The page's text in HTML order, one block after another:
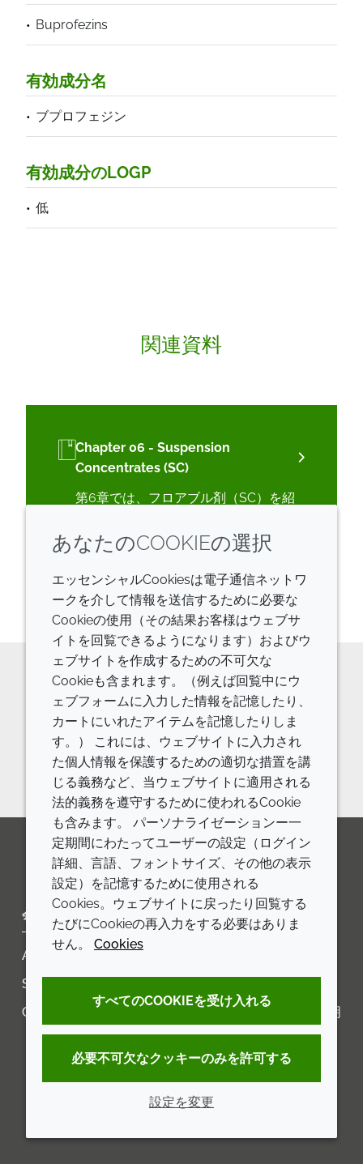
Buprofezins
有効成分名
ブプロフェジン
有効成分のLOGP
低
関連資料
Chapter 06 - Suspension
Concentrates (SC)
第6章では、フロアブル剤（SC）を紹
品、処方例、よくあるトラブルシュー
ティングについて説明しています。
原料の詳細やご相談などはお気軽に
お問い合わせください。
お問い合わせフォーム
LinkedInYoutubeLine
会社
Annual Report
Sustainability Report
Croda.com
LEGAL
アクセシビリティに関する声明
あなたのCOOKIEの選択
エッセンシャルCookiesは電子通信ネットワ
ークを介して情報を送信するために必要な
Cookieの使用（その結果お客様はウェブサ
イトを回覧できるようになります）およびウ
ェブサイトを作成するための不可欠な
Cookieも含まれます。（例えば回覧中にウ
ェブフォームに入力した情報を記憶したり、
カートにいれたアイテムを記憶したりしま
す。） これには、ウェブサイトに入力され
た個人情報を保護するための適切な措置を講
じる義務など、当ウェブサイトに適用される
法的義務を遵守するために使われるCookie
も含みます。 パーソナライゼーションー一
定期間にわたってユーザーの設定（ログイン
詳細、言語、フォントサイズ、その他の表示
設定）を記憶するために使用される
Cookies。ウェブサイトに戻ったり回覧する
たびにCookieの再入力をする必要はありま
せん。 Cookies
すべてのCOOKIEを受け入れる
必要不可欠なクッキーのみを許可する
設定を変更